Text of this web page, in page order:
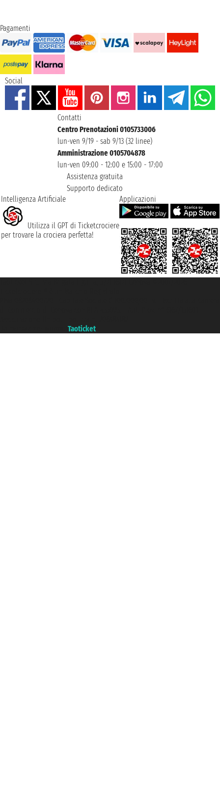
Pagamenti
Social
Contatti
Centro Prenotazioni 0105733006
lun-ven 9/19 - sab 9/13 (32 linee)
Amministrazione 0105704878
lun-ven 09:00 - 12:00 e 15:00 - 17:00
Assistenza gratuita
Supporto dedicato
Intelligenza Artificiale
Utilizza il GPT di Ticketcrociere
per trovare la crociera perfetta!
Applicazioni
Taoticket